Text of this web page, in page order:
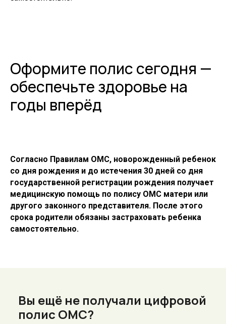
Оформите полис сегодня —
обеспечьте здоровье на
годы вперёд
Согласно Правилам ОМС, новорожденный ребенок
со дня рождения и до истечения 30 дней со дня
государственной регистрации рождения получает
медицинскую помощь по полису ОМС матери или
другого законного представителя. После этого
срока родители обязаны застраховать ребенка
самостоятельно.
Вы ещё не получали цифровой
полис ОМС?